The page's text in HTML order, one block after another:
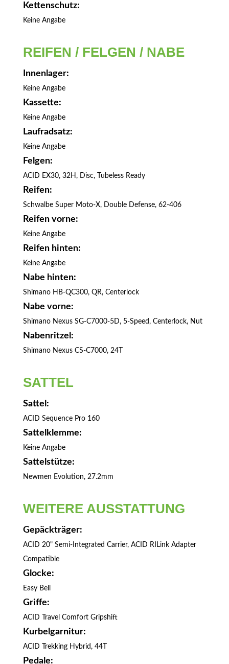
Kettenschutz:
Keine Angabe
REIFEN / FELGEN / NABE
Innenlager:
Keine Angabe
Kassette:
Keine Angabe
Laufradsatz:
Keine Angabe
Felgen:
ACID EX30, 32H, Disc, Tubeless Ready
Reifen:
Schwalbe Super Moto-X, Double Defense, 62-406
Reifen vorne:
Keine Angabe
Reifen hinten:
Keine Angabe
Nabe hinten:
Shimano HB-QC300, QR, Centerlock
Nabe vorne:
Shimano Nexus SG-C7000-5D, 5-Speed, Centerlock, Nut
Nabenritzel:
Shimano Nexus CS-C7000, 24T
SATTEL
Sattel:
ACID Sequence Pro 160
Sattelklemme:
Keine Angabe
Sattelstütze:
Newmen Evolution, 27.2mm
WEITERE AUSSTATTUNG
Gepäckträger:
ACID 20" Semi-Integrated Carrier, ACID RILink Adapter
Compatible
Glocke:
Easy Bell
Griffe:
ACID Travel Comfort Gripshift
Kurbelgarnitur:
ACID Trekking Hybrid, 44T
Pedale: